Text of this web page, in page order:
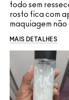
todo sem
rosto fica com
maquiagem
MAIS DETALHES